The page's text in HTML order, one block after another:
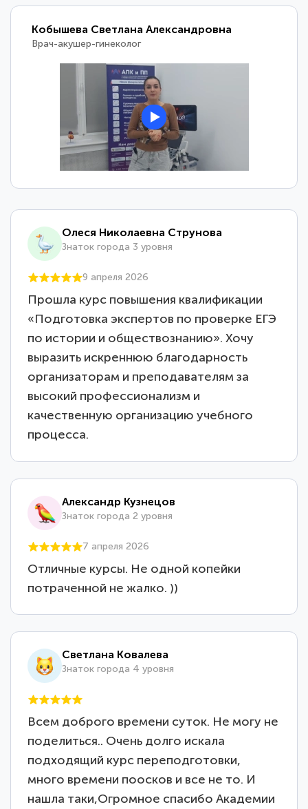
Кобышева Светлана Александровна
Врач-акушер-гинеколог
Олеся Николаевна Струнова
Знаток города 3 уровня
9 апреля 2026
Прошла курс повышения квалификации
«Подготовка экспертов по проверке ЕГЭ
по истории и обществознанию». Хочу
выразить искреннюю благодарность
организаторам и преподавателям за
высокий профессионализм и
качественную организацию учебного
процесса.
Александр Кузнецов
Знаток города 2 уровня
7 апреля 2026
Отличные курсы. Не одной копейки
потраченной не жалко. ))
Светлана Ковалева
Знаток города 4 уровня
Всем доброго времени суток. Не могу не
поделиться.. Очень долго искала
подходящий курс переподготовки,
много времени поосков и все не то. И
нашла таки,Огромное спасибо Академии